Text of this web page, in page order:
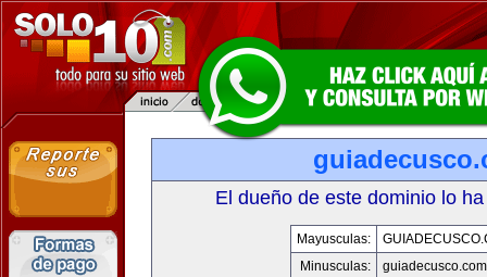
El dueño de este dominio lo
Mayusculas:
Minusculas:
guiadecusco.com